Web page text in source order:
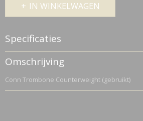
IN WINKELWAGEN
Specificaties
Netto gewicht
0,20 Kg
Bruto gewicht
0,20 Kg
Omschrijving
Conn Trombone Counterweight (gebruikt)